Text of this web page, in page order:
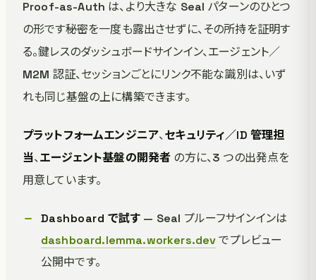
Proof-as-Auth は、より大きな Seal パターンのひとつ
の形です――秘密を一度も露出させずに、その所持を証明す
る。鍵レスのダッシュボードサインイン、エージェント／
M2M 認証、セッションごとにリンク不能な識別は、いず
れも同じ基盤の上に構築できます。
プラットフォームエンジニア、セキュリティ／ID 管理担
当、エージェント基盤の開発者 の方に、3 つの出発点を
用意しています。
Dashboard で試す — Seal プルーフサインインは
dashboard.lemma.workers.devでプレビュー
公開中です。